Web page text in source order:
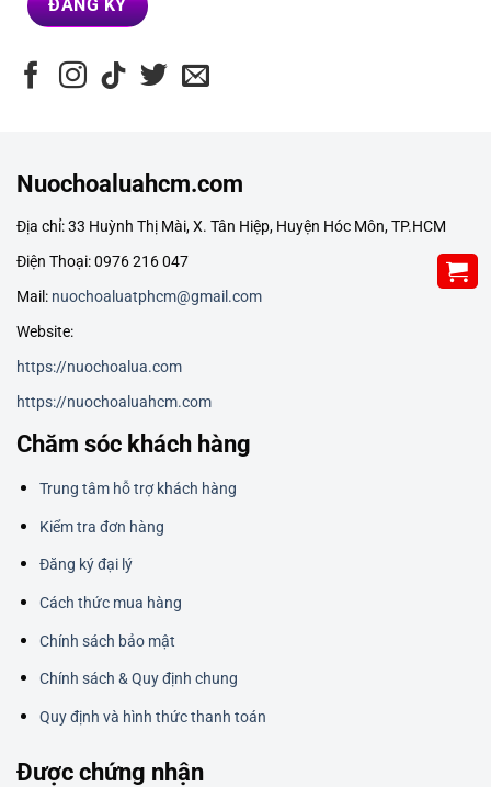
Nuochoaluahcm.com
Địa chỉ: 33 Huỳnh Thị Mài, X. Tân Hiệp, Huyện Hóc Môn, TP.HCM
Điện Thoại: 0976 216 047
Mail: nuochoaluatphcm@gmail.com
Website:
https://nuochoalua.com
https://nuochoaluahcm.com
Chăm sóc khách hàng
Trung tâm hỗ trợ khách hàng
Kiểm tra đơn hàng
Đăng ký đại lý
Cách thức mua hàng
Chính sách bảo mật
Chính sách & Quy định chung
Quy định và hình thức thanh toán
Được chứng nhận